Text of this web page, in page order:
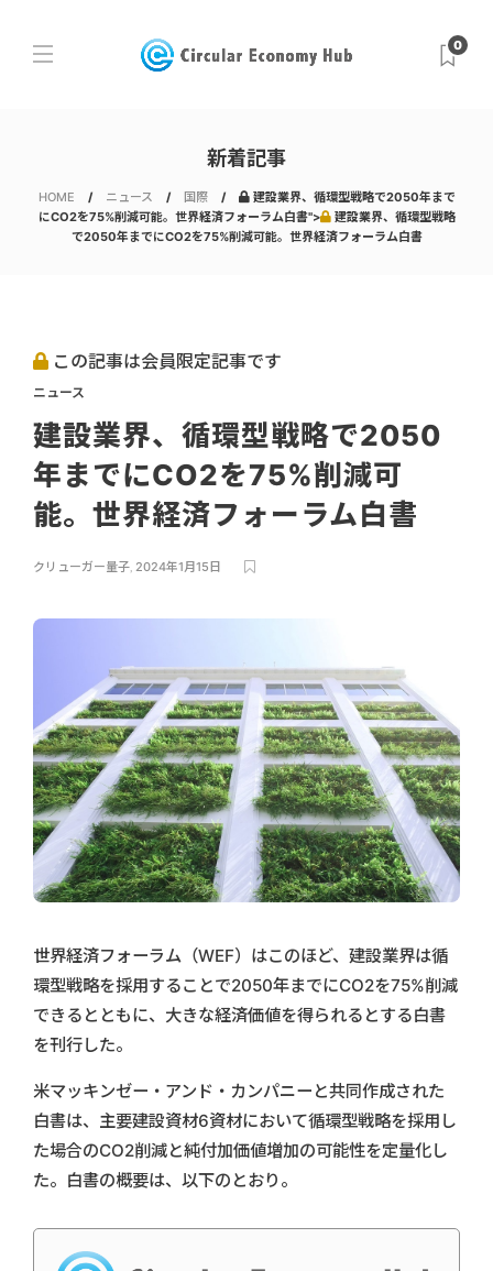
0
新着記事
HOME ニュース 国際
建設業界、循環型戦略で2050年まで
にCO2を75%削減可能。世界経済フォーラム白書">
建設業界、循環型戦略
で2050年までにCO2を75%削減可能。世界経済フォーラム白書
この記事は会員限定記事です
ニュース
建設業界、循環型戦略で2050
年までにCO2を75%削減可
能。世界経済フォーラム白書
クリューガー量子, 2024年1月15日
世界経済フォーラム（WEF）はこのほど、建設業界は循
環型戦略を採用することで2050年までにCO2を75%削減
できるとともに、大きな経済価値を得られるとする白書
を刊行した。
米マッキンゼー・アンド・カンパニーと共同作成された
白書は、主要建設資材6資材において循環型戦略を採用し
た場合のCO2削減と純付加価値増加の可能性を定量化し
た。白書の概要は、以下のとおり。